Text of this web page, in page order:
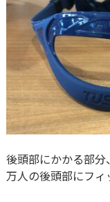
後頭部にかかる部分
万人の後頭部にフィ